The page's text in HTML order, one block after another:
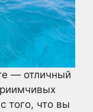
— отличный
того, что вы